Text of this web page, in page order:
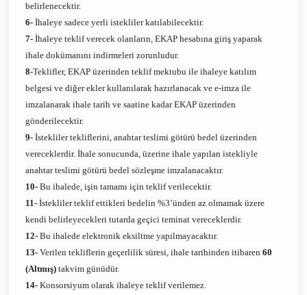
belirlenecektir.
6- İhaleye sadece yerli istekliler katılabilecektir.
7- İhaleye teklif verecek olanların, EKAP hesabına giriş yaparak
ihale dokümanını indirmeleri zorunludur.
8-Teklifler, EKAP üzerinden teklif mektubu ile ihaleye katılım
belgesi ve diğer ekler kullanılarak hazırlanacak ve e-imza ile
imzalanarak ihale tarih ve saatine kadar EKAP üzerinden
gönderilecektir.
9- İstekliler tekliflerini, anahtar teslimi götürü bedel üzerinden
vereceklerdir. İhale sonucunda, üzerine ihale yapılan istekliyle
anahtar teslimi götürü bedel sözleşme imzalanacaktır.
10- Bu ihalede, işin tamamı için teklif verilecektir.
11- İstekliler teklif ettikleri bedelin %3’ünden az olmamak üzere
kendi belirleyecekleri tutarda geçici teminat vereceklerdir.
12- Bu ihalede elektronik eksiltme yapılmayacaktır.
13- Verilen tekliflerin geçerlilik süresi, ihale tarihinden itibaren 60
(Altmış) takvim günüdür.
14- Konsorsiyum olarak ihaleye teklif verilemez.